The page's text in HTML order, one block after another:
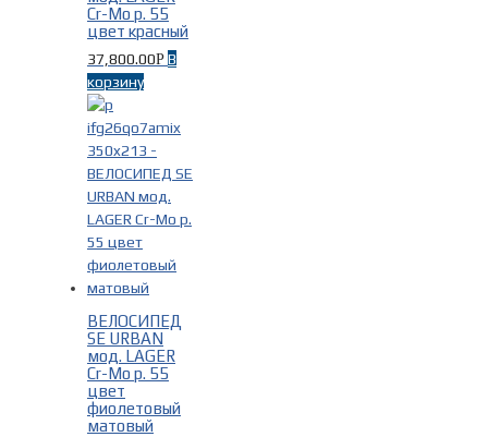
Cr-Mo р. 55
цвет красный
37,800.00Р В
корзину
ВЕЛОСИПЕД
SE URBAN
мод. LAGER
Cr-Mo р. 55
цвет
фиолетовый
матовый